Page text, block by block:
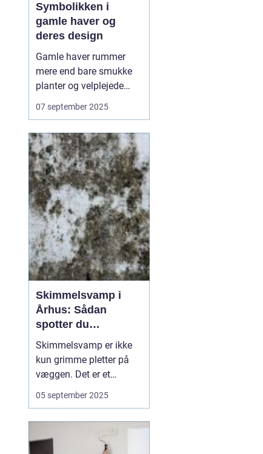
Symbolikken i
gamle haver og
deres design
Gamle haver rummer
mere end bare smukke
planter og velplejede
stier – de er fyldt med
symbolik og fortællinger,
kultur og tidsånd. Hvert
træ, hver sten og hver
dam er ofte placeret med
en mening, der r...
07 september 2025
Skimmelsvamp i
Århus: Sådan
spotter du
problemet
Skimmelsvamp er ikke
kun grimme pletter på
væggen. Det er et
sundhedsproblem, der
ofte skyldes fugt,
ventilation. I Århus
05 september 2025